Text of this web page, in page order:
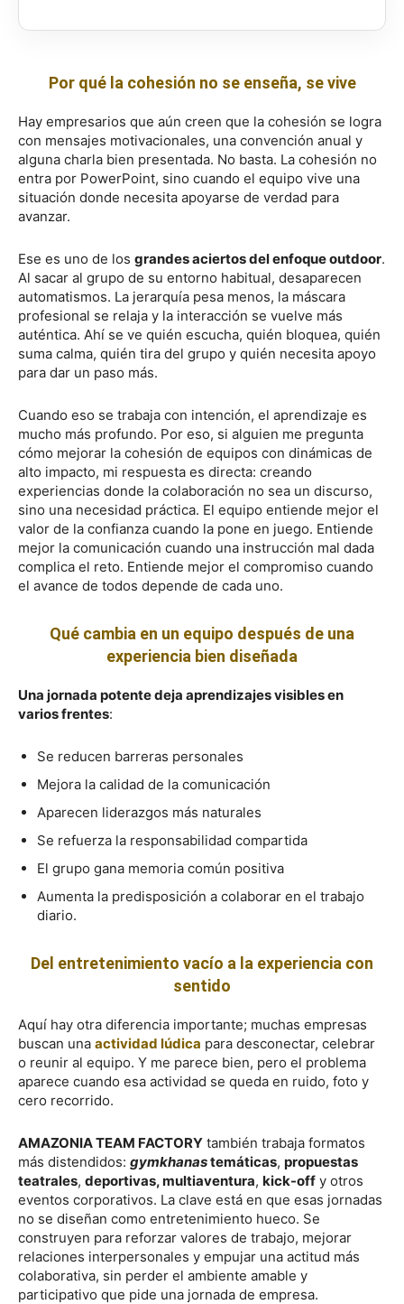
Por qué la cohesión no se enseña, se vive
Hay empresarios que aún creen que la cohesión se logra
con mensajes motivacionales, una convención anual y
alguna charla bien presentada. No basta. La cohesión no
entra por PowerPoint, sino cuando el equipo vive una
situación donde necesita apoyarse de verdad para
avanzar.
Ese es uno de los grandes aciertos del enfoque outdoor.
Al sacar al grupo de su entorno habitual, desaparecen
automatismos. La jerarquía pesa menos, la máscara
profesional se relaja y la interacción se vuelve más
auténtica. Ahí se ve quién escucha, quién bloquea, quién
suma calma, quién tira del grupo y quién necesita apoyo
para dar un paso más.
Cuando eso se trabaja con intención, el aprendizaje es
mucho más profundo. Por eso, si alguien me pregunta
cómo mejorar la cohesión de equipos con dinámicas de
alto impacto, mi respuesta es directa: creando
experiencias donde la colaboración no sea un discurso,
sino una necesidad práctica. El equipo entiende mejor el
valor de la confianza cuando la pone en juego. Entiende
mejor la comunicación cuando una instrucción mal dada
complica el reto. Entiende mejor el compromiso cuando
el avance de todos depende de cada uno.
Qué cambia en un equipo después de una
experiencia bien diseñada
Una jornada potente deja aprendizajes visibles en
varios frentes:
Se reducen barreras personales
Mejora la calidad de la comunicación
Aparecen liderazgos más naturales
Se refuerza la responsabilidad compartida
El grupo gana memoria común positiva
Aumenta la predisposición a colaborar en el trabajo
diario.
Del entretenimiento vacío a la experiencia con
sentido
Aquí hay otra diferencia importante; muchas empresas
buscan una actividad lúdica para desconectar, celebrar
o reunir al equipo. Y me parece bien, pero el problema
aparece cuando esa actividad se queda en ruido, foto y
cero recorrido.
AMAZONIA TEAM FACTORY también trabaja formatos
más distendidos: gymkhanastemáticas, propuestas
teatrales, deportivas, multiaventura, kick-off y otros
eventos corporativos. La clave está en que esas jornadas
no se diseñan como entretenimiento hueco. Se
construyen para reforzar valores de trabajo, mejorar
relaciones interpersonales y empujar una actitud más
colaborativa, sin perder el ambiente amable y
participativo que pide una jornada de empresa.